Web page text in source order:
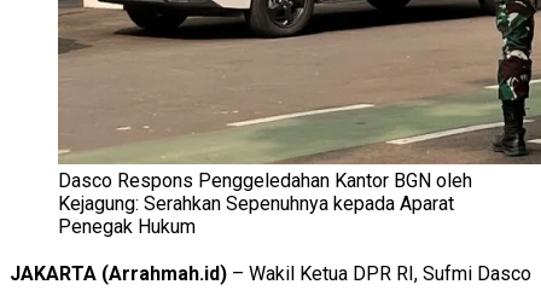
Dasco Respons Penggeledahan Kantor BGN oleh
Kejagung: Serahkan Sepenuhnya kepada Aparat
Penegak Hukum
JAKARTA (Arrahmah.id) – Wakil Ketua DPR RI, Sufmi Dasco